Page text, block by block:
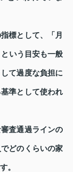
標として、「月
いう目安も一般
て過度な負担に
準として使われ
査通過ラインの
どのくらいの家
。